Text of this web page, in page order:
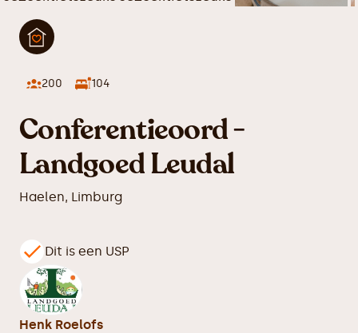
200 104
Conferentieoord -
Landgoed Leudal
Haelen, Limburg
Dit is een USP
Henk Roelofs